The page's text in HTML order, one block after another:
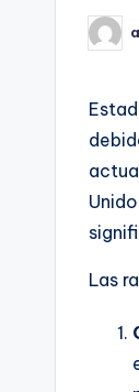
por
Las